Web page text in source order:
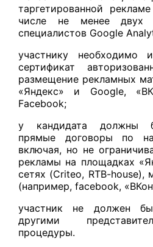
таргетированной
числе не менее двух
специалистов Google
участнику необходимо
сертификат
размещение рекламных
«Яндекс» и Google,
Facebook;
у кандидата должны
прямые договоры по
включая, но не
рекламы на площадках
сетях (Criteo, RTB-house),
(например, facebook,
участник не должен
другими
процедуры.